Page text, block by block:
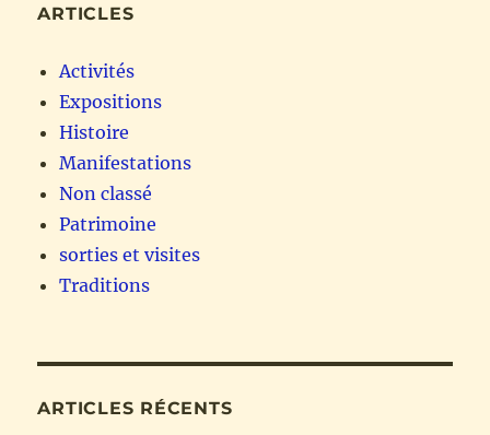
ARTICLES
Activités
Expositions
Histoire
Manifestations
Non classé
Patrimoine
sorties et visites
Traditions
ARTICLES RÉCENTS